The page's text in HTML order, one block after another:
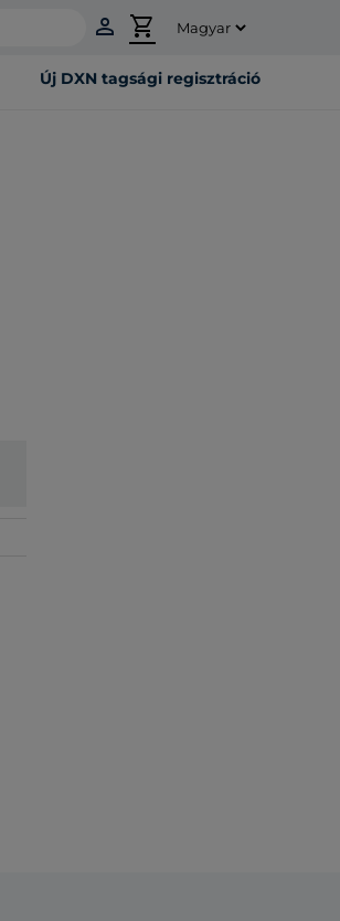
person shopping_cart
Új DXN tagsági regisztráció